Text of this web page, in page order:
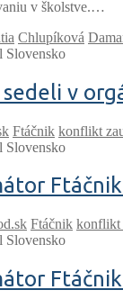
v školstve.…
Chlupíková
v
Ftáčnik konflikt
Ftáčnik konflikt